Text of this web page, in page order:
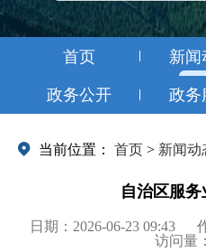
首页 新闻
政务公开 政务
当前位置： 首页 > 新闻动
自治区服
日期：2026-06-23 09:43
访问量：